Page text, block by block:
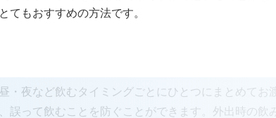
てもおすすめの方法です。
・夜など飲むタイミングごとにひとつにまとめてお
誤って飲むことを防ぐことができます。外出時の飲